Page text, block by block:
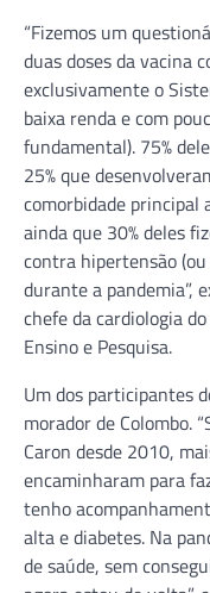
“Fizemos um
duas doses da vacina
exclusivamente o
baixa renda e com
fundamental). 75%
25% que
comorbidade principal
ainda que 30% deles
contra hipertensão
durante a pandemia”,
chefe da cardiologia
Ensino e Pesquisa.
Um dos participantes
morador de Colombo.
Caron desde 2010,
encaminharam para
tenho
alta e diabetes. Na
de saúde, sem